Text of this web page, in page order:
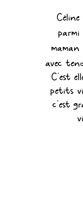
parmi
avec
C'est
petits
c'est